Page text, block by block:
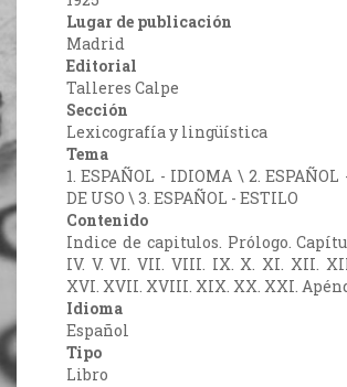
Lugar de publicación
Madrid
Editorial
Talleres Calpe
Sección
Lexicografía y lingüística
Tema
1. ESPAÑOL - IDIOMA \ 2. ESPAÑOL
DE USO \ 3. ESPAÑOL - ESTILO
Contenido
Indice de capitulos. Prólogo.
IV. V. VI. VII. VIII. IX. X. XI. XII.
XVI. XVII. XVIII. XIX. XX. XXI.
Idioma
Español
Tipo
Libro